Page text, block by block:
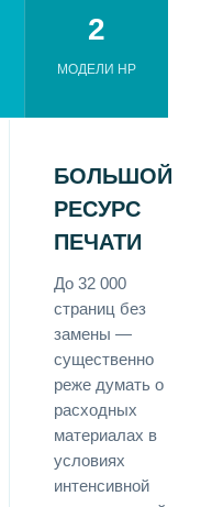
2
МОДЕЛИ HP
БОЛЬШОЙ
РЕСУРС
ПЕЧАТИ
До 32 000
страниц без
замены —
существенно
реже думать о
расходных
материалах в
условиях
интенсивной